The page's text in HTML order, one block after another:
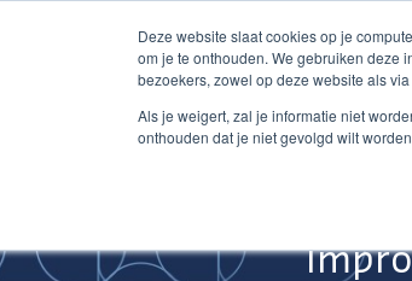
Deze website slaat cookies op je
om je te onthouden. We gebruiken deze
bezoekers, zowel op deze website als
Als je weigert, zal je informatie niet
onthouden dat je niet gevolgd wilt